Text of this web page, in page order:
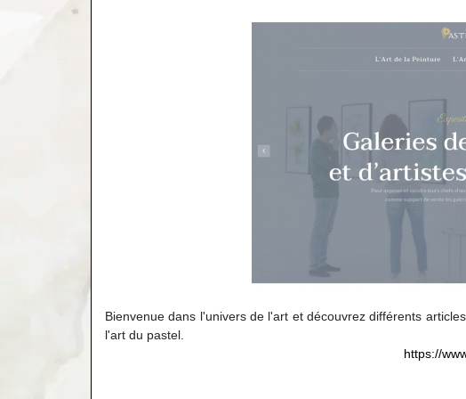
Bienvenue dans l'univers de l'art et découvrez différents
l'art du pastel.
https://